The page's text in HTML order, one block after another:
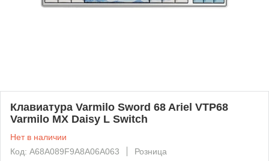
Клавиатура Varmilo Sword 68 Ariel VTP68
Varmilo MX Daisy L Switch
Нет в наличии
Код: A68A089F9A8A06A063
Розница